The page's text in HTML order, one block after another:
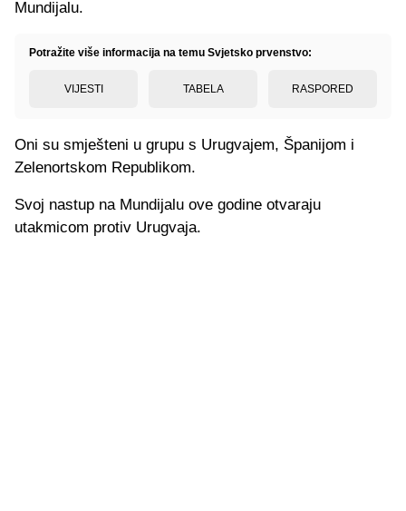
Mundijalu.
Potražite više informacija na temu Svjetsko prvenstvo:
VIJESTI TABELA RASPORED
Oni su smješteni u grupu s Urugvajem, Španijom i
Zelenortskom Republikom.
Svoj nastup na Mundijalu ove godine otvaraju
utakmicom protiv Urugvaja.